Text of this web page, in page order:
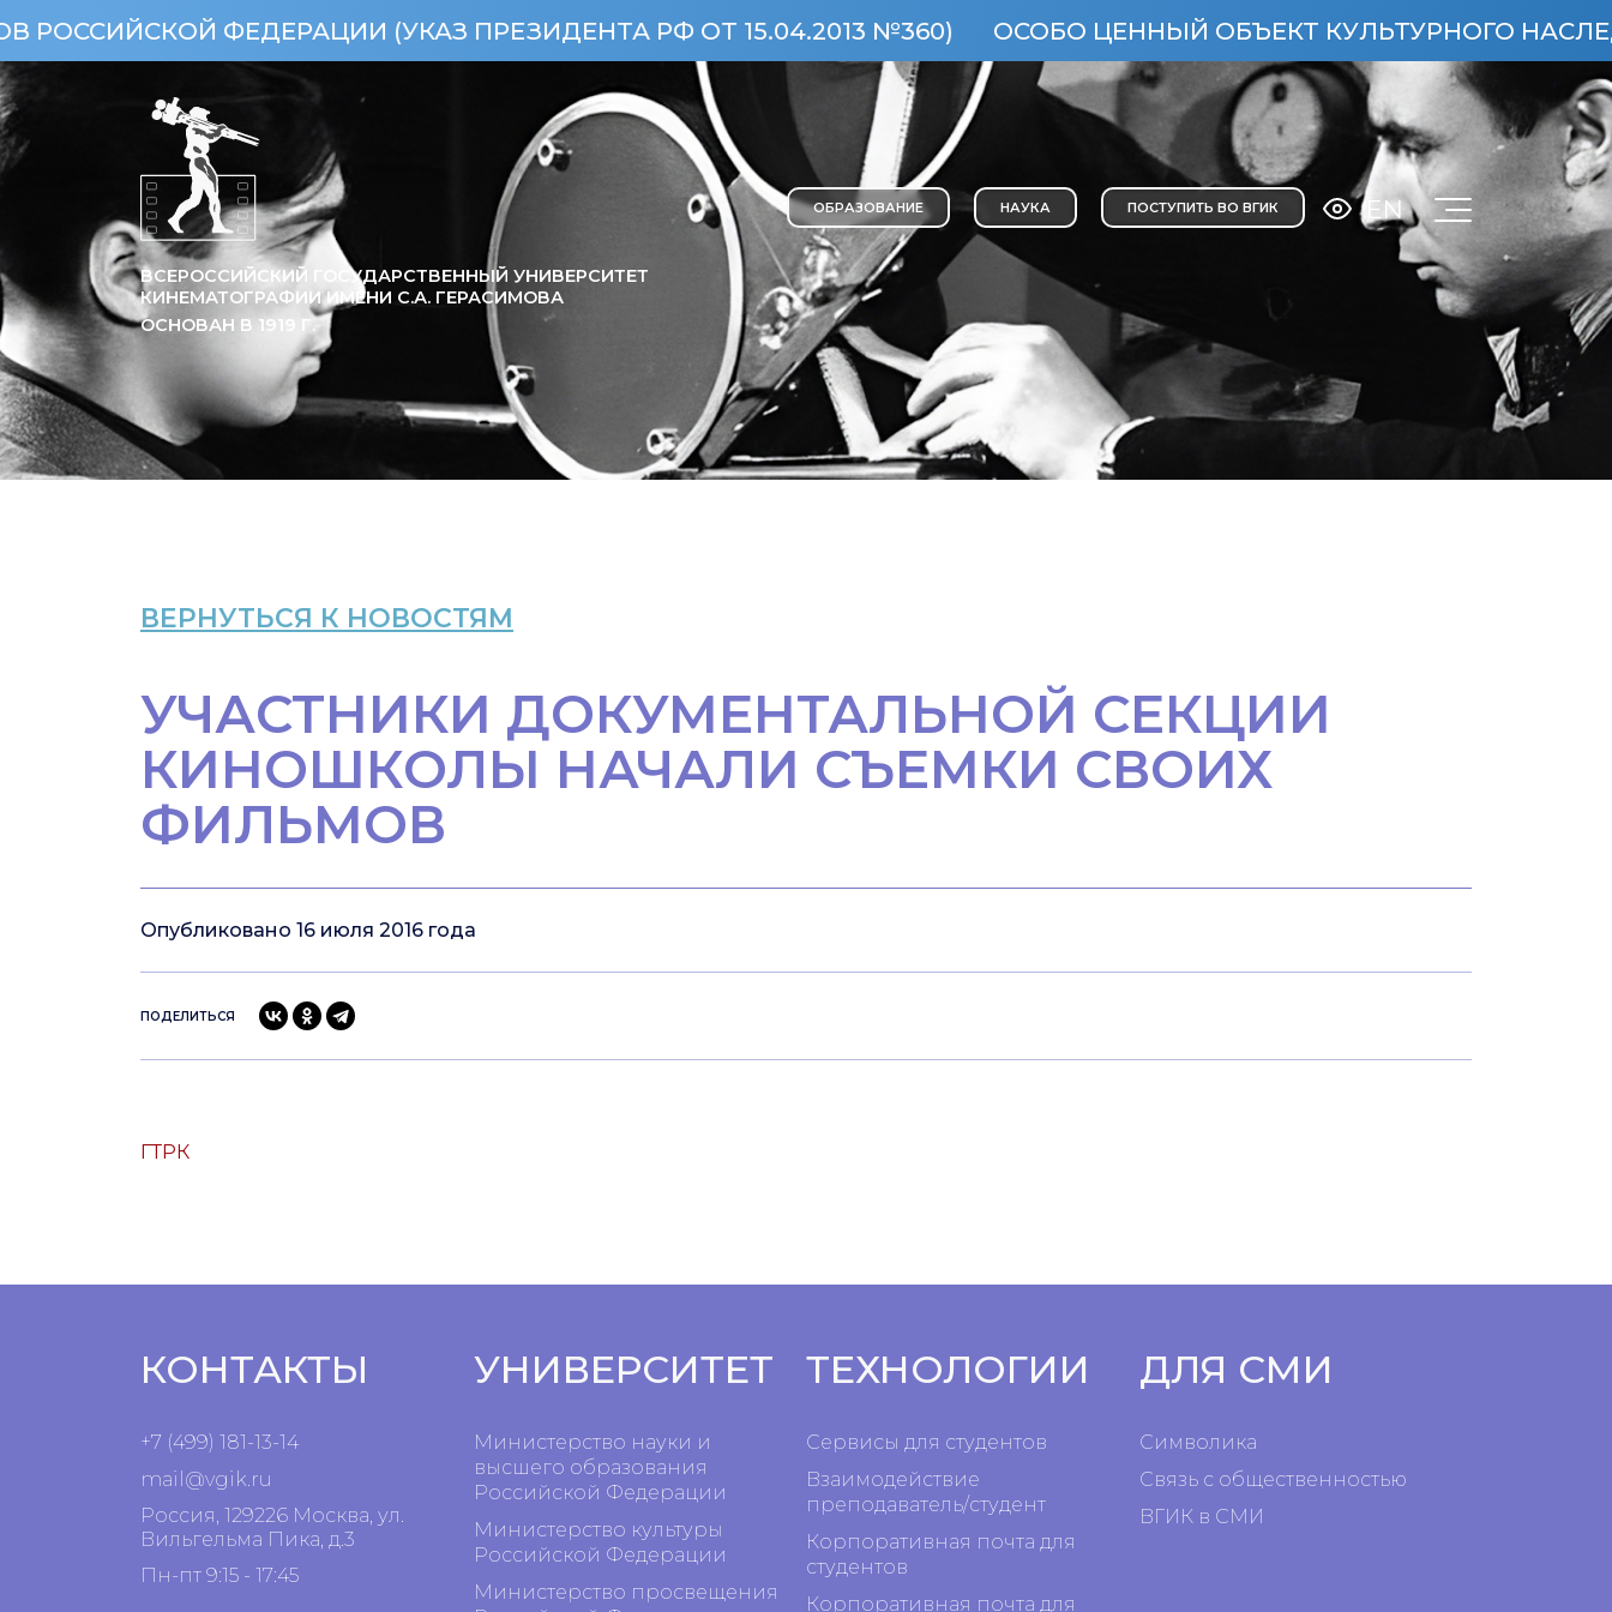
ФЕДЕРАЦИИ (УКАЗ ПРЕЗИДЕНТА РФ ОТ 15.04.2013 №360) ОСОБО ЦЕННЫЙ ОБЪЕКТ КУЛЬТУРНОГО НАСЛЕДИЯ
ВСЕРОССИЙСКИЙ ГОСУДАРСТВЕННЫЙ УНИВЕРСИТЕТ
КИНЕМАТОГРАФИИ ИМЕНИ С.А. ГЕРАСИМОВА
ОСНОВАН В 1919 Г.
ОБРАЗОВАНИЕ НАУКА ПОСТУПИТЬ ВО ВГИК EN
ВЕРНУТЬСЯ К НОВОСТЯМ
УЧАСТНИКИ ДОКУМЕНТАЛЬНОЙ СЕКЦИИ
КИНОШКОЛЫ НАЧАЛИ СЪЕМКИ СВОИХ
ФИЛЬМОВ
Опубликовано 16 июля 2016 года
ПОДЕЛИТЬСЯ
ГТРК
КОНТАКТЫ
+7 (499) 181-13-14
mail@vgik.ru
Россия, 129226 Москва, ул.
Вильгельма Пика, д.3
Пн-пт 9:15 - 17:45
УНИВЕРСИТЕТ
Министерство науки и
высшего образования
Российской Федерации
Министерство культуры
Российской Федерации
Министерство просвещения
ТЕХНОЛОГИИ
Сервисы для студентов
Взаимодействие
преподаватель/студент
Корпоративная почта для
студентов
Корпоративная почта для
ДЛЯ СМИ
Символика
Связь с общественностью
ВГИК в СМИ